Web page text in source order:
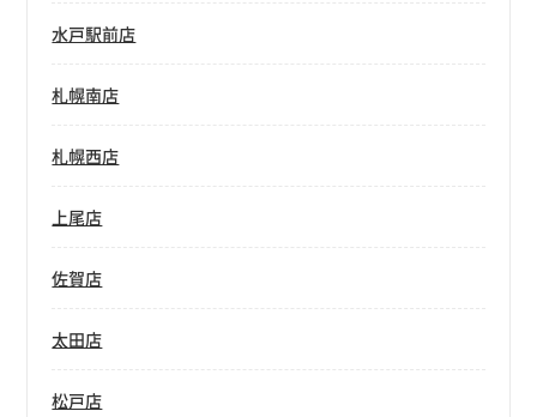
水戸駅前店
札幌南店
札幌西店
上尾店
佐賀店
太田店
松戸店